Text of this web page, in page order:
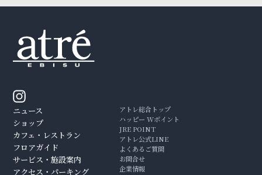
ニュース
ショップ
カフェ・レストラン
フロアガイド
サービス・施設案内
アクセス・パーキング
アトレ総合トップ
ハッピー Wポイント
JRE POINT
アトレ公式LINE
よくあるご質問
お問合せ
企業情報